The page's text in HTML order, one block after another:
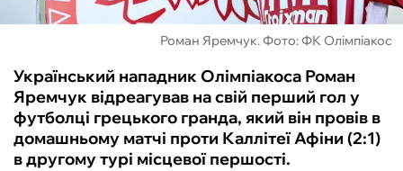
Роман Яремчук. Фото: ФК Олімпіакос
Український нападник Олімпіакоса Роман
Яремчук відреагував на свій перший гол у
футболці грецького гранда, який він провів в
домашньому матчі проти Каллітеї Афіни (2:1)
в другому турі місцевої першості.